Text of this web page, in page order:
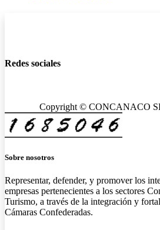
Redes sociales
Copyright © CONCANACO
Sobre nosotros
Representar, defender, y promover los
empresas pertenecientes a los sectores
Turismo, a través de la integración y
Cámaras Confederadas.